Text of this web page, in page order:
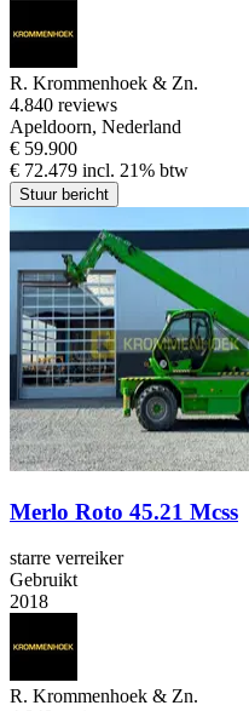
R. Krommenhoek & Zn.
4.840 reviews
Apeldoorn, Nederland
€ 59.900
€ 72.479 incl. 21% btw
Stuur bericht
Merlo Roto 45.21 Mcss
starre verreiker
Gebruikt
2018
R. Krommenhoek & Zn.